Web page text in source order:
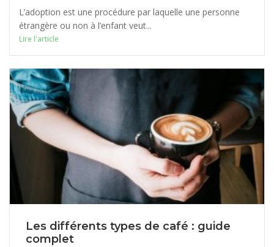
L’adoption est une procédure par laquelle une personne
étrangère ou non à l’enfant veut...
Lire l'article
Les différents types de café : guide
complet